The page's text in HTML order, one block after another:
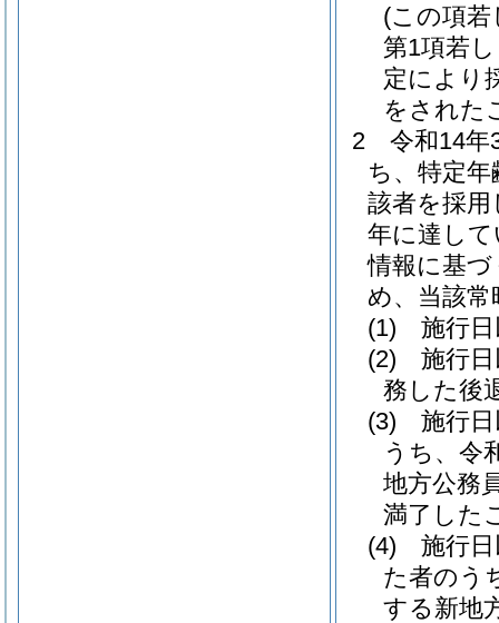
(この項若
第1項若
定により
をされた
2
令和14年
ち、特定
該者を採
年に達し
情報に基
め、当該
(1)
施行
(2)
施行
務した後
(3)
施行
うち、令
地方公務
満了した
(4)
施行
た者のう
する新地